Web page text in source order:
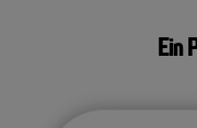
Ein